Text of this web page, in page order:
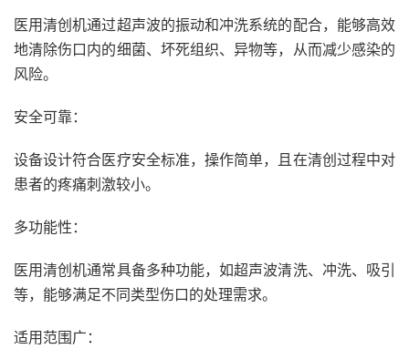
医用清创机通过超声波的振动和冲洗系统的配合，能够高效
地清除伤口内的细菌、坏死组织、异物等，从而减少感染的
风险。
安全可靠：
设备设计符合医疗安全标准，操作简单，且在清创过程中对
患者的疼痛刺激较小。
多功能性：
医用清创机通常具备多种功能，如超声波清洗、冲洗、吸引
等，能够满足不同类型伤口的处理需求。
适用范围广：